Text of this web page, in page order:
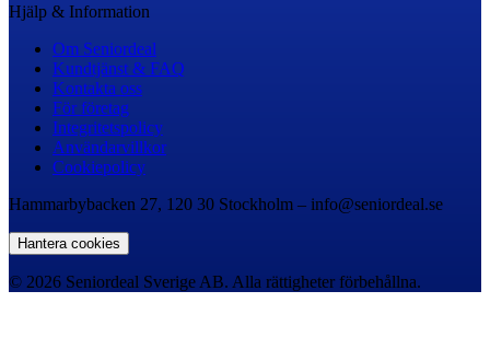
Hjälp & Information
Om Seniordeal
Kundtjänst & FAQ
Kontakta oss
För företag
Integritetspolicy
Användarvillkor
Cookiepolicy
Hammarbybacken 27, 120 30 Stockholm – info@seniordeal.se
Hantera cookies
© 2026 Seniordeal Sverige AB. Alla rättigheter förbehållna.